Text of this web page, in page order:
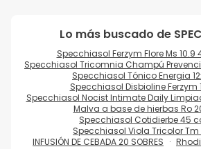
Lo más buscado de
Specchiasol Ferzym Flore Ms 10.9
Specchiasol Tricomnia Champú
Specchiasol Tónico Energia
Specchiasol Disbioline Ferzym
Specchiasol Nocist Intimate Daily
Malva a base de hierbas Ro
Specchiasol Cotidierbe 45
Specchiasol Viola Tricolor
INFUSIÓN DE CEBADA 20 SOBRES